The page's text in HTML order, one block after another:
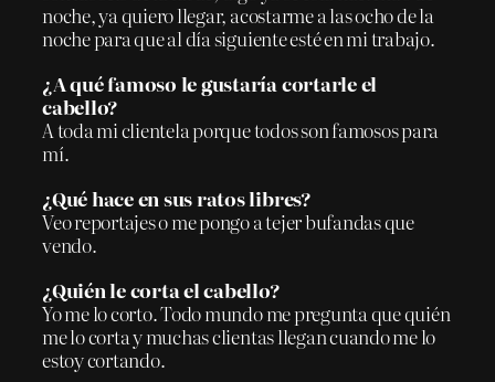
noche, ya quiero llegar, acostarme a las ocho de la
noche para que al día siguiente esté en mi trabajo.
¿A qué famoso le gustaría cortarle el
cabello?
A toda mi clientela porque todos son famosos para
mí.
¿Qué hace en sus ratos libres?
Veo reportajes o me pongo a tejer bufandas que
vendo.
¿Quién le corta el cabello?
Yo me lo corto. Todo mundo me pregunta que quién
me lo corta y muchas clientas llegan cuando me lo
estoy cortando.